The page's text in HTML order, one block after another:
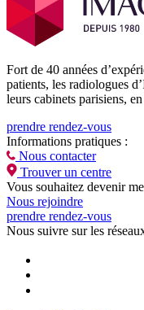
Fort de 40 années
patients, les radiologues
leurs cabinets parisiens,
prendre rendez-vous
Informations pratiques :
Nous contacter
Trouver un centre
Vous souhaitez devenir
Nous rejoindre
prendre rendez-vous
Nous suivre sur les